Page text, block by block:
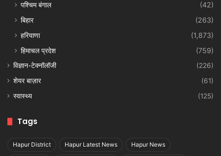
पश्चिम बंगाल
(42)
बिहार
(263)
हरियाणा
(1,873)
हिमाचल प्रदेश
(759)
विज्ञान-टेक्नॉलॉजी
(226)
शेयर बाज़ार
(61)
स्वास्थ्य
(125)
Tags
Hapur District Hapur Latest News Hapur News